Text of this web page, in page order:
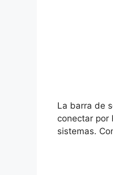
La barra de
conectar por
sistemas.